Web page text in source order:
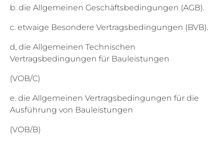
b. die Allgemeinen Geschäftsbedingungen (AGB).
c. etwaige Besondere Vertragsbedingungen (BVB).
d, die Allgemeinen Technischen
Vertragsbedingungen für Bauleistungen
(VOB/C)
e. die Allgemeinen Vertragsbedingungen für die
Ausführung von Bauleistungen
(VOB/B)